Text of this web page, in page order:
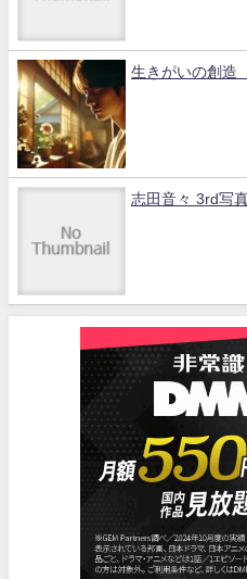
生きがいの創
志田音々 3rd写